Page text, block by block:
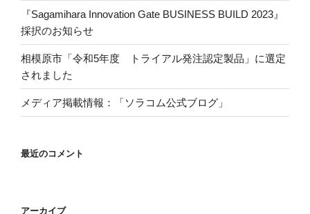
の
『Sagamihara Innovation Gate BUSINESS BUILD 2023』
採択のお知らせ
相模原市「令和5年度 トライアル発注認定製品」に選定
されました
メディア掲載情報：「ソラコム公式ブログ」
最近のコメント
アーカイブ